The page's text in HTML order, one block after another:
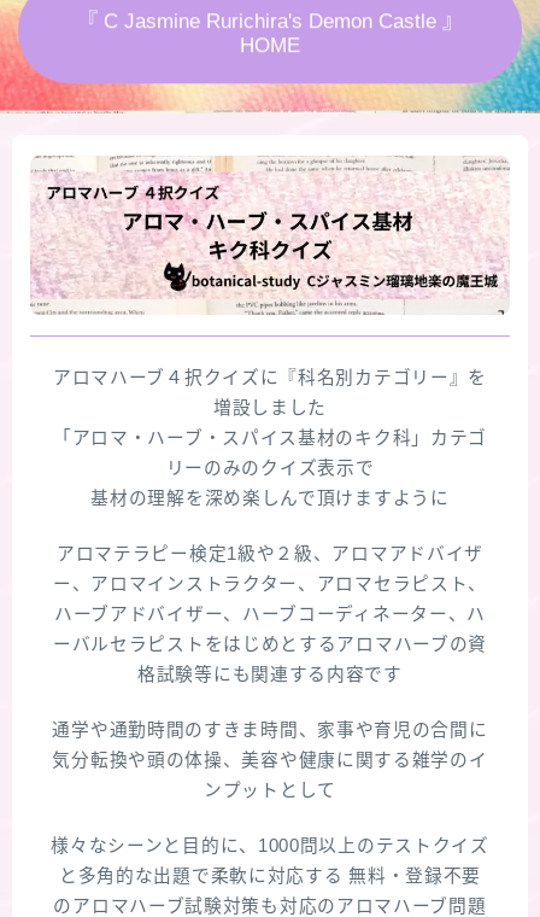
秘密部屋
お知らせ
Cジャスミン瑠璃地楽の主な活動先リンク集
おすすめ商品＆レビュー
★スペシャルアロマハーブ４択クイズ (kindle出
FAQ
サイトマップ
『 C Jasmine Rurichira's Demon Castle 』
HOME
アロマハーブ４択クイズに『科名別カテゴリー』を
増設しました
「アロマ・ハーブ・スパイス基材のキク科」カテゴ
リーのみのクイズ表示で
基材の理解を深め楽しんで頂けますように
アロマテラピー検定1級や２級、アロマアドバイザ
ー、アロマインストラクター、アロマセラピスト、
ハーブアドバイザー、ハーブコーディネーター、ハ
ーバルセラピストをはじめとするアロマハーブの資
格試験等にも関連する内容です
通学や通勤時間のすきま時間、家事や育児の合間に
気分転換や頭の体操、美容や健康に関する雑学のイ
ンプットとして
様々なシーンと目的に、1000問以上のテストクイズ
と多角的な出題で柔軟に対応する 無料・登録不要
のアロマハーブ試験対策も対応のアロマハーブ問題